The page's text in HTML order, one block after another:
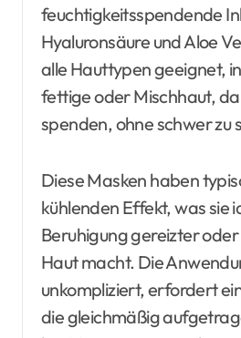
feuchtigkeitsspendende
Hyaluronsäure und Aloe
alle Hauttypen geeignet,
fettige oder Mischhaut,
spenden, ohne schwer zu
Diese Masken haben
kühlenden Effekt, was sie
Beruhigung gereizter
Haut macht. Die
unkompliziert, erfordert
die gleichmäßig